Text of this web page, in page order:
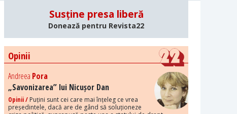
Susține presa liberă
Donează pentru Revista22
Opinii
Andreea Pora
„Savonizarea” lui Nicușor Dan
Opinii / Puțini sunt cei care mai înțeleg ce vrea
președintele, dacă are de gând să soluționeze